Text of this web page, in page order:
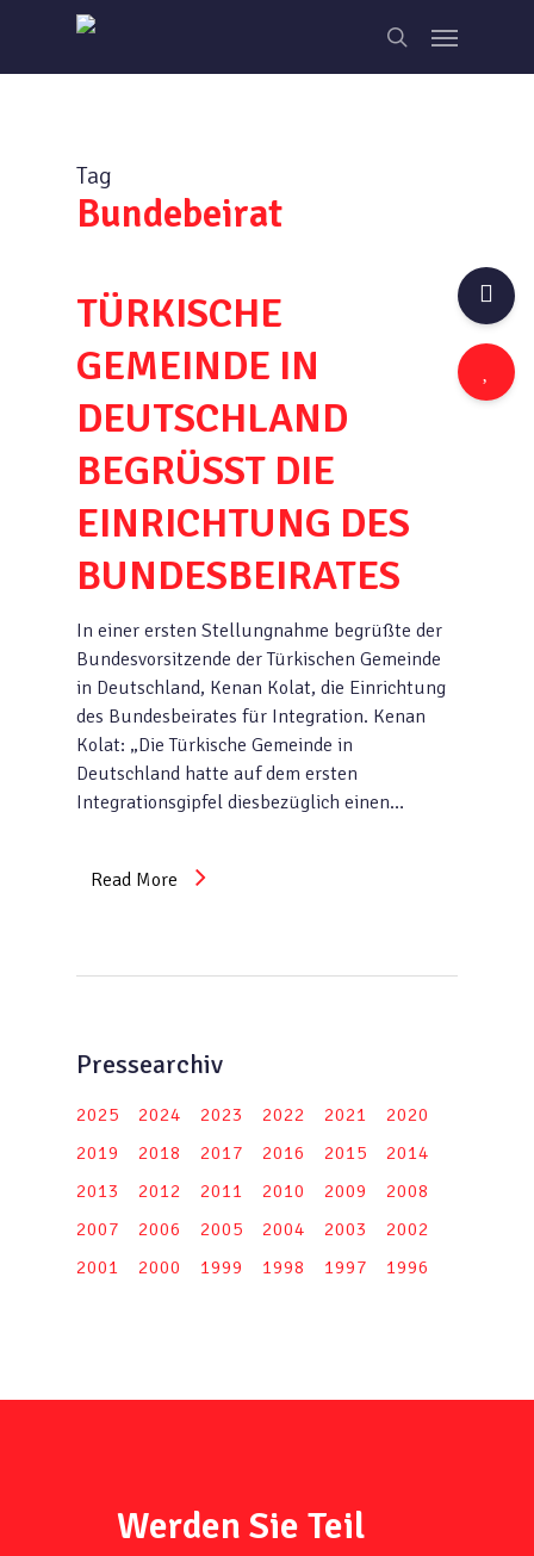
main
search
Menu
Tag
Bundebeirat
TÜRKISCHE
GEMEINDE IN
DEUTSCHLAND
BEGRÜSST DIE
EINRICHTUNG DES
BUNDESBEIRATES
In einer ersten Stellungnahme begrüßte der
Bundesvorsitzende der Türkischen Gemeinde
in Deutschland, Kenan Kolat, die Einrichtung
des Bundesbeirates für Integration. Kenan
Kolat: „Die Türkische Gemeinde in
Deutschland hatte auf dem ersten
Integrationsgipfel diesbezüglich einen…
Read More
Pressearchiv
2025 2024 2023 2022 2021
2020
2019
2018 2017 2016 2015
2014
2013
2012 2011 2010 2009
2008
2007
2006 2005 2004 2003
2002
2001
2000 1999 1998 1997 1996
Werden Sie Teil